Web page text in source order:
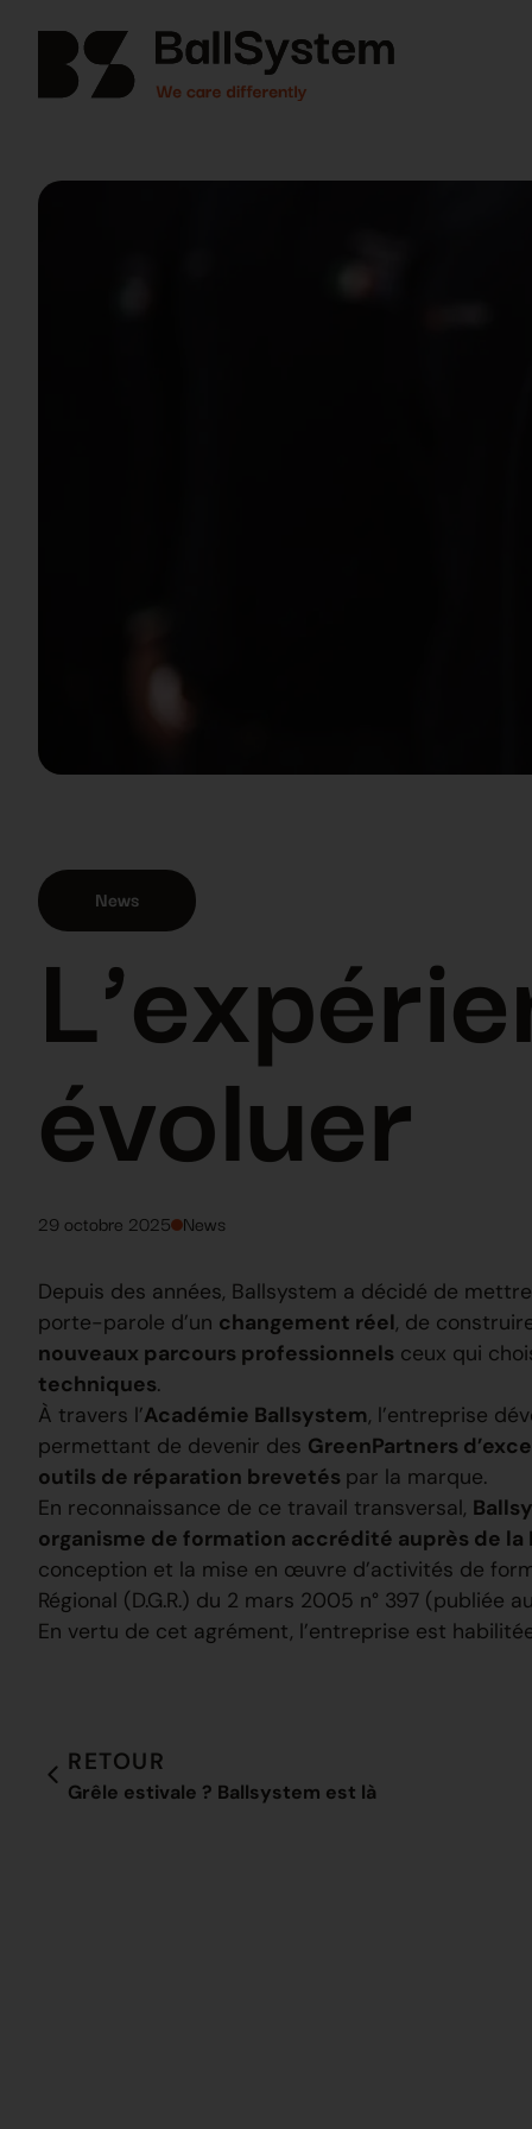
News
évoluer
29 octobre 2025 News
Depuis des années, Ballsystem a décidé de
porte-parole d’un changement réel, de
nouveaux parcours professionnels ceux qui
techniques.
À travers l’Académie Ballsystem, l’entreprise
permettant de devenir des GreenPartners
outils de réparation brevetés par la marque.
En reconnaissance de ce travail transversal,
organisme de formation accrédité auprès de la
conception et la mise en œuvre d’activités de
Régional (D.G.R.) du 2 mars 2005 n° 397 (publiée
En vertu de cet agrément, l’entreprise est
RETOUR
Grêle estivale ? Ballsystem est là